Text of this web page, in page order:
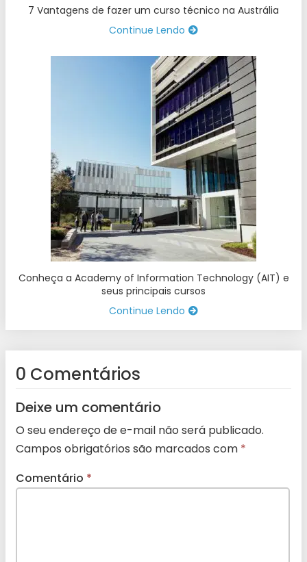
7 Vantagens de fazer um curso técnico na Austrália
Continue Lendo
Conheça a Academy of Information Technology (AIT) e
seus principais cursos
Continue Lendo
0 Comentários
Deixe um comentário
O seu endereço de e-mail não será publicado.
Campos obrigatórios são marcados com *
Comentário *